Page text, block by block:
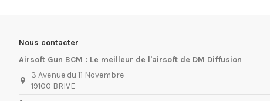
Nous contacter
Airsoft Gun BCM : Le meilleur de l'airsoft de DM Diffusion
3 Avenue du 11 Novembre
19100 BRIVE